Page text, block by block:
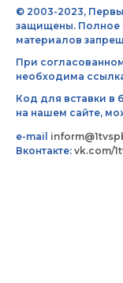
© 2003-2023,
защищены. Полное
материалов
При
необходима
Код для вставки в
на нашем сайте,
e-mail
Вконтакте: vk.com/